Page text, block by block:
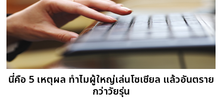
นี่คือ 5 เหตุผล ทำไมผู้ใหญ่เล่นโซเชียล แล้วอันตราย
กว่าวัยรุ่น